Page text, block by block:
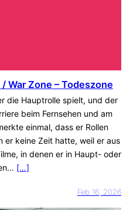
War Zone – Todeszone
die Hauptrolle spielt, und der
beim Fernsehen und am
einmal, dass er Rollen
er keine Zeit hatte, weil er aus
in denen er in Haupt- oder
[…]
Feb 16, 2026